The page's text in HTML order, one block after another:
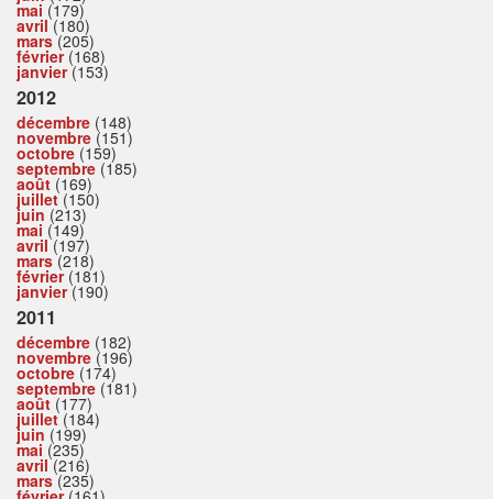
mai (179)
avril(180)
mars(205)
février(168)
janvier(153)
2012
décembre (148)
novembre (151)
octobre (159)
septembre (185)
août (169)
juillet(150)
juin (213)
mai (149)
avril(197)
mars(218)
février(181)
janvier(190)
2011
décembre (182)
novembre (196)
octobre (174)
septembre (181)
août (177)
juillet(184)
juin (199)
mai (235)
avril(216)
mars(235)